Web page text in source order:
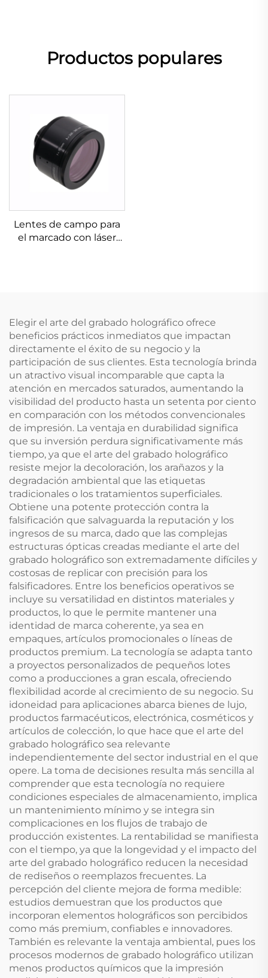
Productos populares
Lentes de campo para
el marcado con láser
Elegir el arte del grabado holográfico ofrece
beneficios prácticos inmediatos que impactan
directamente el éxito de su negocio y la
participación de sus clientes. Esta tecnología brinda
un atractivo visual incomparable que capta la
atención en mercados saturados, aumentando la
visibilidad del producto hasta un setenta por ciento
en comparación con los métodos convencionales
de impresión. La ventaja en durabilidad significa
que su inversión perdura significativamente más
tiempo, ya que el arte del grabado holográfico
resiste mejor la decoloración, los arañazos y la
degradación ambiental que las etiquetas
tradicionales o los tratamientos superficiales.
Obtiene una potente protección contra la
falsificación que salvaguarda la reputación y los
ingresos de su marca, dado que las complejas
estructuras ópticas creadas mediante el arte del
grabado holográfico son extremadamente difíciles y
costosas de replicar con precisión para los
falsificadores. Entre los beneficios operativos se
incluye su versatilidad en distintos materiales y
productos, lo que le permite mantener una
identidad de marca coherente, ya sea en
empaques, artículos promocionales o líneas de
productos premium. La tecnología se adapta tanto
a proyectos personalizados de pequeños lotes
como a producciones a gran escala, ofreciendo
flexibilidad acorde al crecimiento de su negocio. Su
idoneidad para aplicaciones abarca bienes de lujo,
productos farmacéuticos, electrónica, cosméticos y
artículos de colección, lo que hace que el arte del
grabado holográfico sea relevante
independientemente del sector industrial en el que
opere. La toma de decisiones resulta más sencilla al
comprender que esta tecnología no requiere
condiciones especiales de almacenamiento, implica
un mantenimiento mínimo y se integra sin
complicaciones en los flujos de trabajo de
producción existentes. La rentabilidad se manifiesta
con el tiempo, ya que la longevidad y el impacto del
arte del grabado holográfico reducen la necesidad
de rediseños o reemplazos frecuentes. La
percepción del cliente mejora de forma medible:
estudios demuestran que los productos que
incorporan elementos holográficos son percibidos
como más premium, confiables e innovadores.
También es relevante la ventaja ambiental, pues los
procesos modernos de grabado holográfico utilizan
menos productos químicos que la impresión